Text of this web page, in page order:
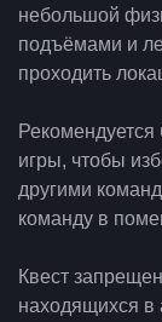
небольшой
подъёмами и
проходить
игры, чтобы
другими
команду в
Квест
находящихся в